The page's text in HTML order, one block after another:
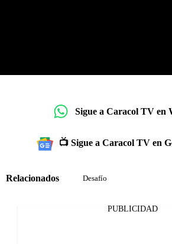
Sigue a Caracol TV en
📺 Sigue a Caracol TV en
Relacionados Desafío
PUBLICIDAD